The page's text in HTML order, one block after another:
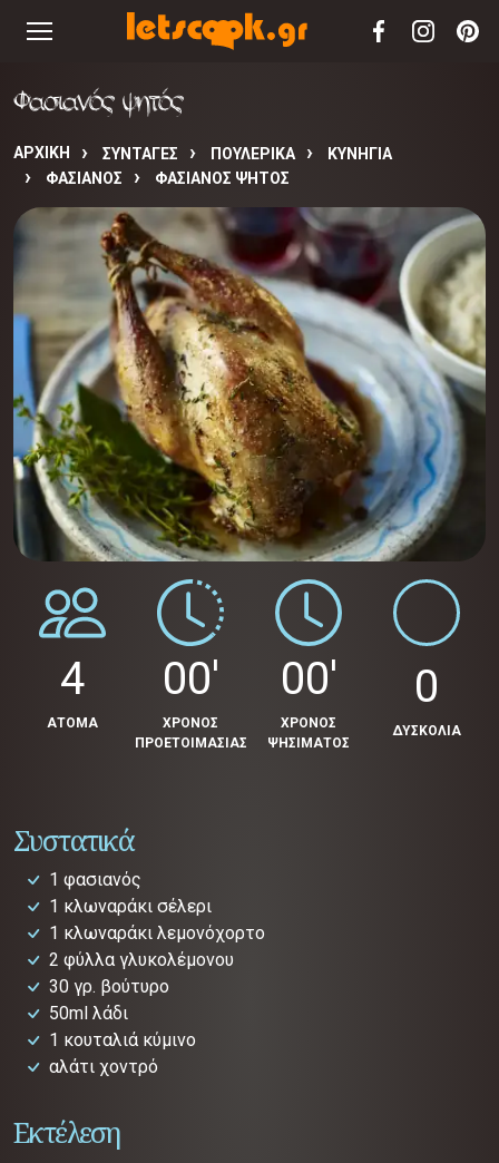
Φασιανός ψητός
ΑΡΧΙΚΉ ΣΥΝΤΑΓΈΣ ΠΟΥΛΕΡΙΚΑ
ΚΥΝΗΓΙΑ
ΦΑΣΙΑΝΟΣ
ΦΑΣΙΑΝΌΣ ΨΗΤΌΣ
4
ΑΤΟΜΑ
00'
ΧΡΟΝΟΣ
ΠΡΟΕΤΟΙΜΑΣΙΑΣ
00'
ΧΡΟΝΟΣ
ΨΗΣΙΜΑΤΟΣ
0
ΔΥΣΚΟΛΙΑ
Συστατικά
1 φασιανός
1 κλωναράκι σέλερι
1 κλωναράκι λεμονόχορτο
2 φύλλα γλυκολέμονου
30 γρ. βούτυρο
50ml λάδι
1 κουταλιά κύμινο
αλάτι χοντρό
Εκτέλεση